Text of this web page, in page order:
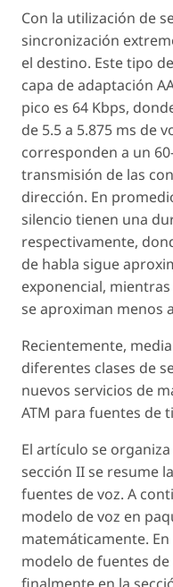
Con la utilización de
sincronización
el destino. Este tipo
capa de adaptación
pico es 64 Kbps,
de 5.5 a 5.875 ms de
corresponden a un
transmisión de las
dirección. En
silencio tienen una
respectivamente,
de habla sigue
exponencial,
se aproximan menos
Recientemente,
diferentes clases de
nuevos servicios de
ATM para fuentes de
El artículo se
sección II se resume
fuentes de voz. A
modelo de voz en
matemáticamente.
modelo de fuentes